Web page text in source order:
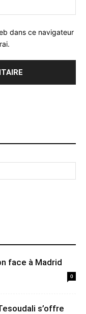
dans ce navigateur
face à Madrid
0
s’offre